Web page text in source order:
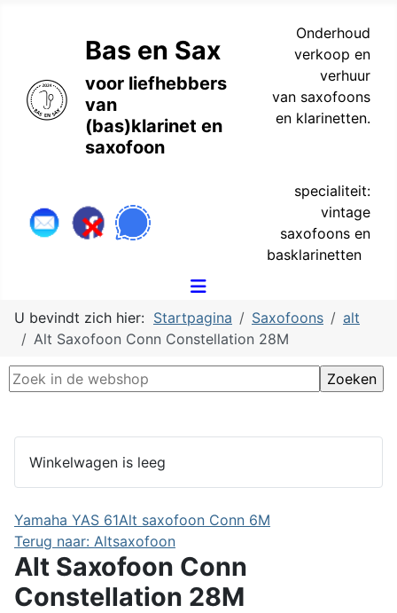
Bas en Sax
voor liefhebbers
van
(bas)klarinet en
saxofoon
Onderhoud
verkoop en
verhuur
van saxofoons
en klarinetten.
specialiteit:
vintage
saxofoons en
basklarinetten
U bevindt zich hier: Startpagina Saxofoons
alt
Alt Saxofoon Conn Constellation 28M
Winkelwagen is leeg
Yamaha YAS 61Alt saxofoon Conn 6M
Terug naar: Altsaxofoon
Alt Saxofoon Conn
Constellation 28M